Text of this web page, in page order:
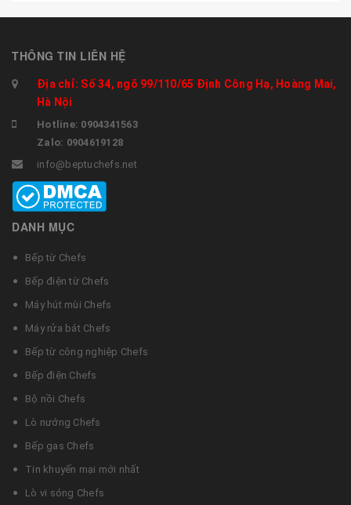
THÔNG TIN LIÊN HỆ
Địa chỉ: Số 34, ngõ 99/110/65 Định Công Hạ, Hoàng Mai,
Hà Nội
Hotline: 0904341563
Zalo: 0904619128
info@beptuchefs.net
DANH MỤC
Bếp từ Chefs
Bếp điện từ Chefs
Máy hút mùi Chefs
Máy rửa bát Chefs
Bếp từ công nghiệp Chefs
Bếp điện Chefs
Bộ nồi Chefs
Lò nướng Chefs
Bếp gas Chefs
Tin khuyến mại mới nhất
Lò vi sóng Chefs